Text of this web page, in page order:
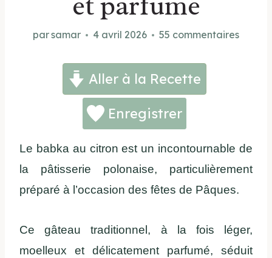
parsamar 4 avril 2026 55 commentaires
Aller à la Recette
Enregistrer
Le babka au citron est un incontournable de
la pâtisserie polonaise, particulièrement
préparé à l’occasion des fêtes de Pâques.
Ce gâteau traditionnel, à la fois léger,
moelleux et délicatement parfumé, séduit